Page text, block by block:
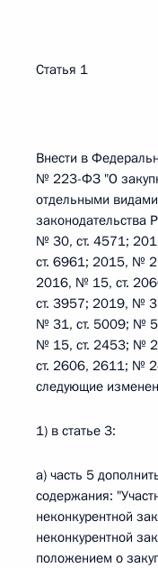
Статья 1
Внести в
№ 223-ФЗ "О
отдельными
законодательства
№ 30, ст. 4571;
ст. 6961; 2015, №
2016, № 15, ст.
ст. 3957; 2019, №
№ 31, ст. 5009; №
№ 15, ст. 2453; №
ст. 2606, 2611; №
следующие
1) в статье 3:
а) часть 5
содержания:
неконкурентной
неконкурентной
положением о